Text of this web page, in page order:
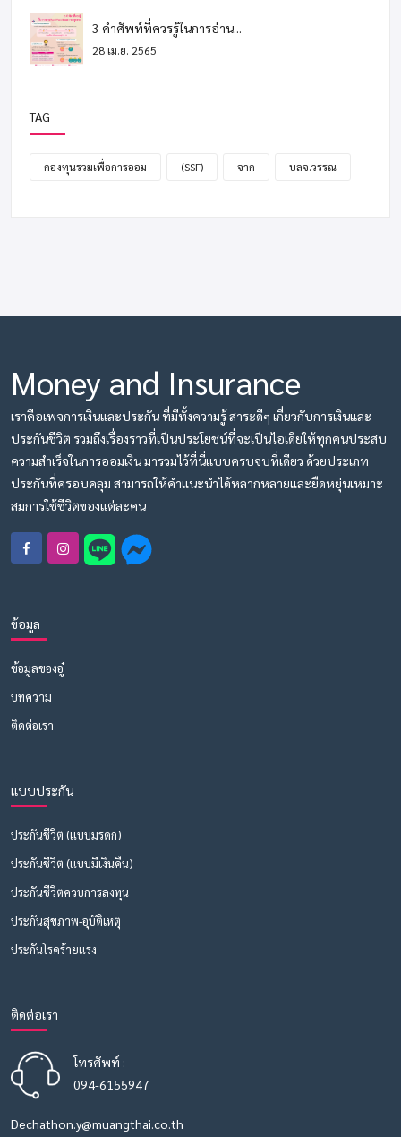
3 คำศัพท์ที่ควรรู้ในการอ่าน...
28 เม.ย. 2565
TAG
กองทุนรวมเพื่อการออม (SSF) จาก บลจ.วรรณ
Money and Insurance
เราคือเพจการเงินและประกัน ที่มีทั้งความรู้ สาระดีๆ เกี่ยวกับการเงินและ
ประกันชีวิต รวมถึงเรื่องราวที่เป็นประโยชน์ที่จะเป็นไอเดียให้ทุกคนประสบ
ความสำเร็จในการออมเงิน มารวมไว้ที่นี่แบบครบจบที่เดียว ด้วยประเภท
ประกันที่ครอบคลุม สามารถให้คำแนะนำได้หลากหลายและยืดหยุ่นเหมาะ
สมการใช้ชีวิตของแต่ละคน
ข้อมูล
ข้อมูลของอู๋
บทความ
ติดต่อเรา
แบบประกัน
ประกันชีวิต (แบบมรดก)
ประกันชีวิต (แบบมีเงินคืน)
ประกันชีวิตควบการลงทุน
ประกันสุขภาพ-อุบัติเหตุ
ประกันโรคร้ายแรง
ติดต่อเรา
โทรศัพท์ :
094-6155947
Dechathon.y@muangthai.co.th